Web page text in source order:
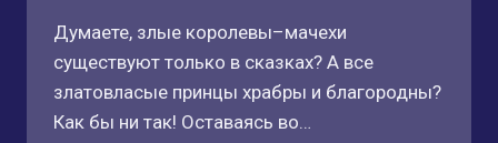
Думаете, злые королевы–мачехи
существуют только в сказках? А все
златовласые принцы храбры и благородны?
Как бы ни так! Оставаясь во…